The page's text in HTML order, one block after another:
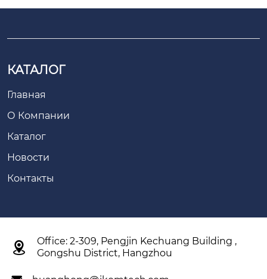
КАТАЛОГ
Главная
О Компании
Каталог
Новости
Контакты

Office: 2-309, Pengjin Kechuang Building ,
Gongshu District, Hangzhou